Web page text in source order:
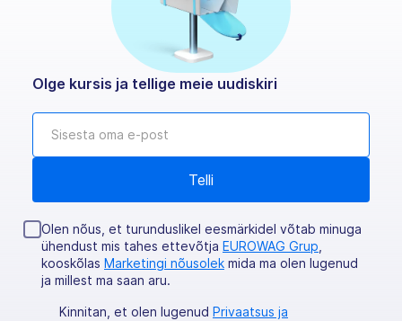
Olge kursis ja tellige meie uudiskiri
Olen nõus, et turunduslikel eesmärkidel võtab minuga
ühendust mis tahes ettevõtja EUROWAG Grup
kooskõlas Marketingi nõusolek mida ma olen lugenud
ja millest ma saan aru.
Kinnitan, et olen lugenud Privaatsus ja